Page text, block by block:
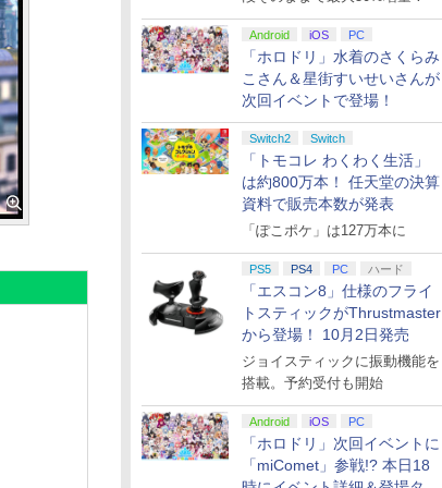
Android iOS PC
「ホロドリ」水着のさくらみ
こさん＆星街すいせいさんが
次回イベントで登場！
Switch2 Switch
「トモコレ わくわく生活」
は約800万本！ 任天堂の決算
資料で販売本数が発表
「ぽこポケ」は127万本に
PS5 PS4 PC ハード
「エスコン8」仕様のフライ
トスティックがThrustmaster
から登場！ 10月2日発売
ジョイスティックに振動機能を
搭載。予約受付も開始
Android iOS PC
「ホロドリ」次回イベントに
「miComet」参戦!? 本日18